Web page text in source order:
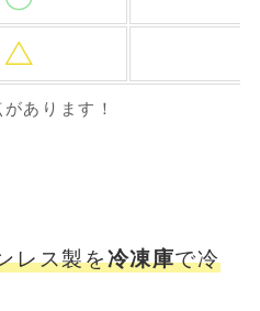
あります！
レス製を冷凍庫で冷